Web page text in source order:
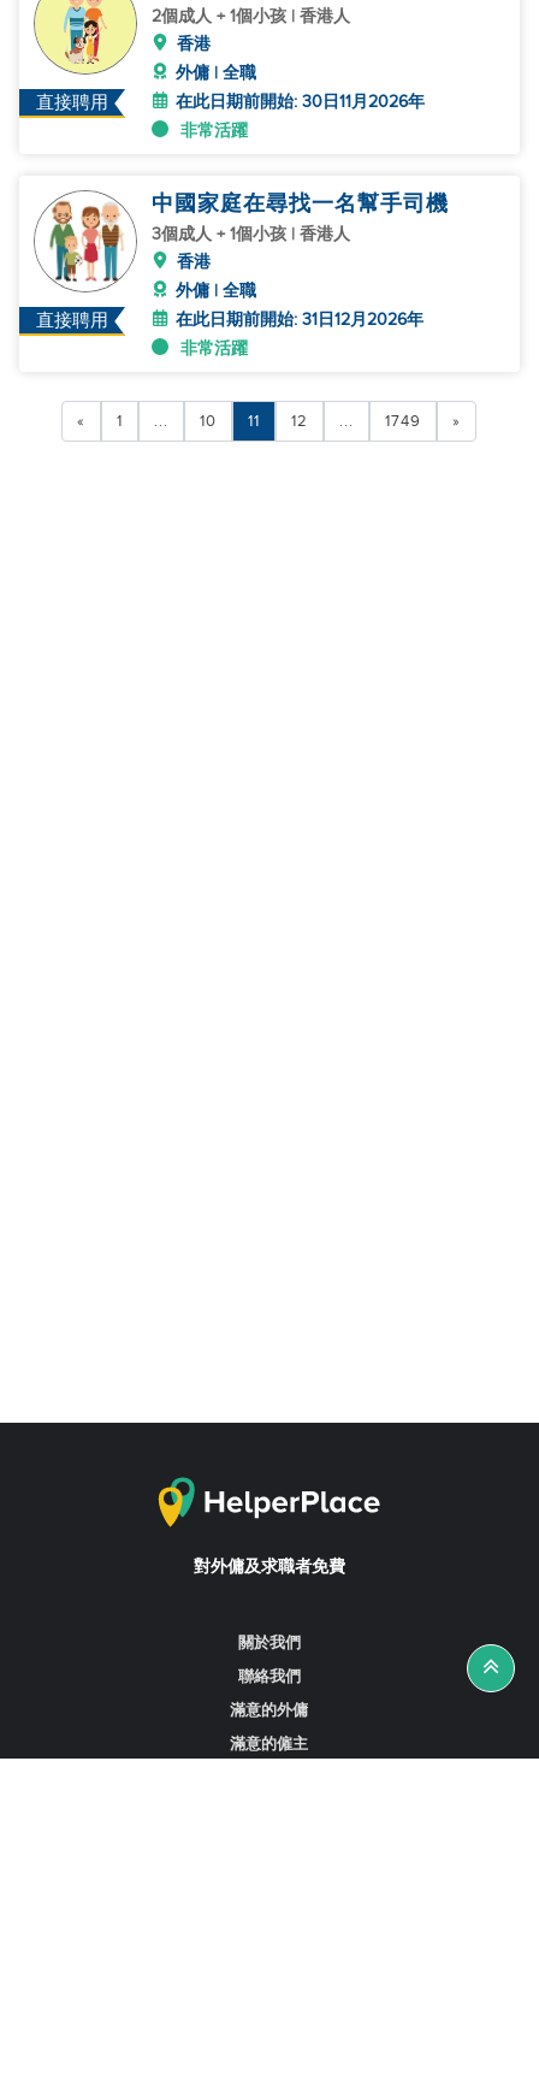
直接聘用
2個成人 + 1個小孩 | 香港人
香港
外傭 | 全職
在此日期前開始: 30日11月2026年
非常活躍
直接聘用
中國家庭在尋找一名幫手司機
3個成人 + 1個小孩 | 香港人
香港
外傭 | 全職
在此日期前開始: 31日12月2026年
非常活躍
« 1 ... 10 11 12 ... 1749 »
對外傭及求職者免費
關於我們
聯絡我們
滿意的外傭
滿意的僱主